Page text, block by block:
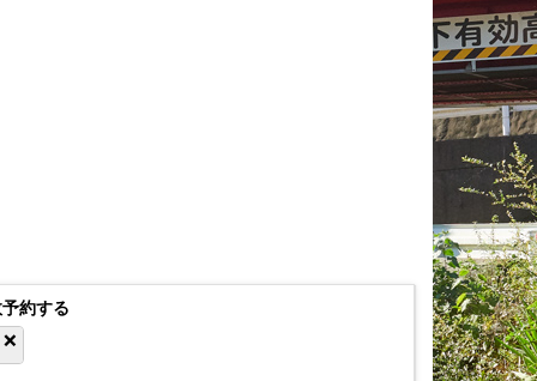
約する
❌